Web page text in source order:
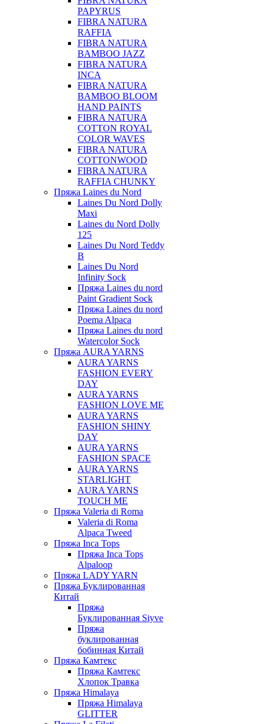
PAPYRUS
FIBRA NATURA
RAFFIA
FIBRA NATURA
BAMBOO JAZZ
FIBRA NATURA
INCA
FIBRA NATURA
BAMBOO BLOOM
HAND PAINTS
FIBRA NATURA
COTTON ROYAL
COLOR WAVES
FIBRA NATURA
COTTONWOOD
FIBRA NATURA
RAFFIA CHUNKY
Пряжа Laines du Nord
Laines Du Nord Dolly
Maxi
Laines du Nord Dolly
125
Laines Du Nord Teddy
B
Laines Du Nord
Infinity Sock
Пряжа Laines du nord
Paint Gradient Sock
Пряжа Laines du nord
Poema Alpaca
Пряжа Laines du nord
Watercolor Sock
Пряжа AURA YARNS
AURA YARNS
FASHION EVERY
DAY
AURA YARNS
FASHION LOVE ME
AURA YARNS
FASHION SHINY
DAY
AURA YARNS
FASHION SPACE
AURA YARNS
STARLIGHT
AURA YARNS
TOUCH ME
Пряжа Valeria di Roma
Valeria di Roma
Alpaca Tweed
Пряжа Inca Tops
Пряжа Inca Tops
Alpaloop
Пряжа LADY YARN
Пряжа Буклированная
Китай
Пряжа
Буклированная Siyve
Пряжа
буклированная
бобинная Китай
Пряжа Камтекс
Пряжа Камтекс
Хлопок Травка
Пряжа Himalaya
Пряжа Himalaya
GLITTER